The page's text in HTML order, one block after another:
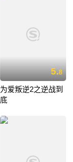
5.8
为爱叛逆2之逆战到
底